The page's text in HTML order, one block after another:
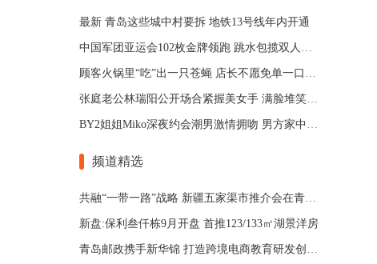
最新 青岛这些城中村要拆 地铁13号线年内开通
中国军团亚运会102枚金牌领跑 跳水包揽双人四冠
顾客火锅里“吃”出一只苍蝇 店长不愿免单一口吞下
张庭老公林瑞阳公开场合紧握美女手 满脸堆笑不惧镜头
BY2姐姐Miko深夜约会潮男激情拥吻 男方家中共度一夜
频道精选
共融“一带一路”战略 新疆五家渠市推介会在青岛举行
新盘:保利叁仟栋9月开盘 首推123/133㎡湖景洋房
青岛邮政携手新华锦 打造跨境电商教育研发创新基地